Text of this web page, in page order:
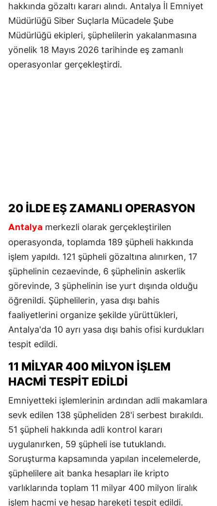
hakkında gözaltı kararı alındı. Antalya İl Emniyet
Müdürlüğü Siber Suçlarla Mücadele Şube
Müdürlüğü ekipleri, şüphelilerin yakalanmasına
yönelik 18 Mayıs 2026 tarihinde eş zamanlı
operasyonlar gerçekleştirdi.
20 ILDE EŞ ZAMANLI OPERASYON
Antalya merkezli olarak gerçekleştirilen
operasyonda, toplamda 189 şüpheli hakkında
işlem yapıldı. 121 şüpheli gözaltına alınırken, 17
şüphelinin cezaevinde, 6 şüphelinin askerlik
görevinde, 3 şüphelinin ise yurt dışında olduğu
öğrenildi. Şüphelilerin, yasa dışı bahis
faaliyetlerini organize şekilde yürüttükleri,
Antalya'da 10 ayrı yasa dışı bahis ofisi kurdukları
tespit edildi.
11 MİLYAR 400 MİLYON İŞLEM
HACMİ TESPİT EDİLDİ
Emniyetteki işlemlerinin ardından adli makamlara
sevk edilen 138 şüpheliden 28'i serbest bırakıldı.
51 şüpheli hakkında adli kontrol kararı
uygulanırken, 59 şüpheli ise tutuklandı.
Soruşturma kapsamında yapılan incelemelerde,
şüphelilere ait banka hesapları ile kripto
varlıklarında toplam 11 milyar 400 milyon liralık
işlem hacmi ve hesap hareketi tespit edildi.